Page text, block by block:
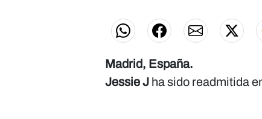
Madrid, España.
Jessie J ha sido readmitida